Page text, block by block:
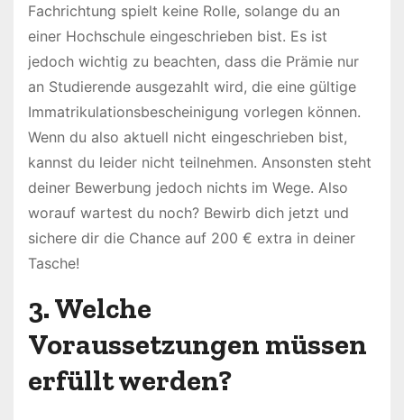
Fachrichtung spielt keine Rolle, solange du an
einer Hochschule eingeschrieben bist. Es ist
jedoch wichtig zu beachten, dass die Prämie nur
an Studierende ausgezahlt wird, die eine gültige
Immatrikulationsbescheinigung vorlegen können.
Wenn du also aktuell nicht eingeschrieben bist,
kannst du leider nicht teilnehmen. Ansonsten steht
deiner Bewerbung jedoch nichts im Wege. Also
worauf wartest du noch? Bewirb dich jetzt und
sichere dir die Chance auf 200 € extra in deiner
Tasche!
3. Welche
Voraussetzungen müssen
erfüllt werden?